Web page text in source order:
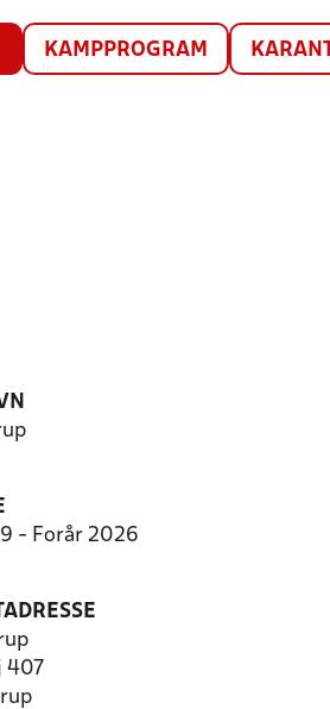
KAMPPROGRAM
- Forår 2026
407